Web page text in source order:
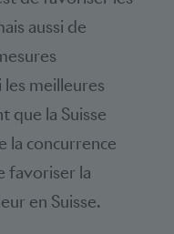
aussi de
meilleures
que la Suisse
la concurrence
favoriser la
en Suisse.